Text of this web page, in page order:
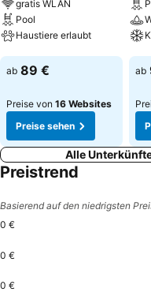
gratis WLAN
Pool
Haustiere erlaubt
Preise sehen
ab 89 €
Preise von 16 Websites
Preise sehen
ab
Alle
Preistrend
Basierend auf den niedrigsten
0 €
0 €
0 €